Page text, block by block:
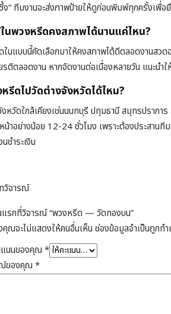
ง” ทีมงานจะส่งภาพป้ายให้ดูก่อนพิมพ์ทุกครั้งเพื่
นพวงหรีดคงสภาพได้นานแค่ไหน?
ในแบบนี้คัดเลือกมาให้คงสภาพได้ดีตลอดงานสว
รติตลอดงาน หากจัดงานต่อเนื่องหลายวัน แนะนำ
รีดไปวัดต่างจังหวัดได้ไหม?
งหวัดใกล้เคียงเช่นนนทบุรี ปทุมธานี สมุทรปรากา
น้าอย่างน้อย 12-24 ชั่วโมง เพราะต้องประสาน
ชำระเงิน
วิจารณ์
แรกที่วิจารณ์ “พวงหรีด — วัดทองบน”
คุณจะไม่แสดงให้คนอื่นเห็น ช่องข้อมูลจำเป็นถูกท
แนนของคุณ *
ของคุณ *